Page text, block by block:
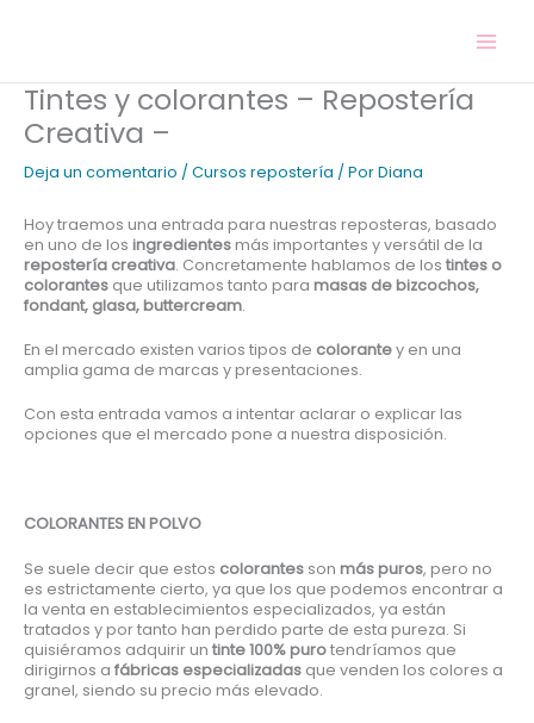
Tintes y colorantes – Repostería
Creativa –
Deja un comentario / Cursos repostería / PorDiana
Hoy traemos una entrada para nuestras reposteras, basado
en uno de los ingredientesmás importantes y versátil de la
repostería creativa. Concretamente hablamos de los tintes o
colorantes que utilizamos tanto para masas de bizcochos,
fondant, glasa, buttercream.
En el mercado existen varios tipos de colorantey en una
amplia gama de marcas y presentaciones.
Con esta entrada vamos a intentar aclarar o explicar las
opciones que el mercado pone a nuestra disposición.
COLORANTES EN POLVO
Se suele decir que estos colorantes son más puros, pero no
es estrictamente cierto, ya que los que podemos encontrar a
la venta en establecimientos especializados, ya están
tratados y por tanto han perdido parte de esta pureza. Si
quisiéramos adquirir un tinte 100% purotendríamos que
dirigirnos a fábricas especializadas que venden los colores a
granel, siendo su precio más elevado.